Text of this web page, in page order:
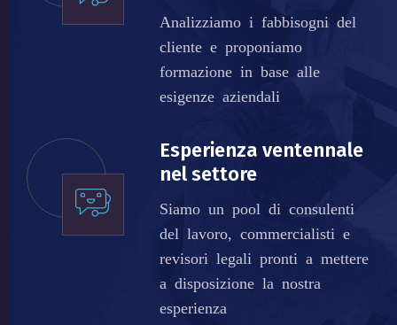
Analizziamo i fabbisogni del
cliente e proponiamo
formazione in base alle
esigenze aziendali
Esperienza ventennale
nel settore
Siamo un pool di consulenti
del lavoro, commercialisti e
revisori legali pronti a mettere
a disposizione la nostra
esperienza